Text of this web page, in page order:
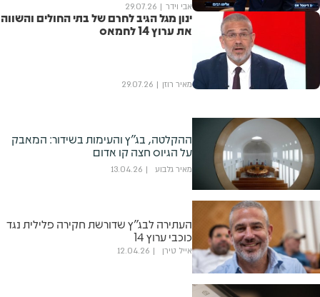
אבי וידר 29.07.26
ינון מגל הגיב לחרם של בתי החולים והשווה
את ערוץ 14 לחמאס
מאיר רוזן 29.07.26
ההקלטה, בג"ץ והעימות בשידור: המאבק
על הגיוס חצה קו אדום
מאיר גלבוע 13.04.26
העתירה לבג"ץ שדורשת חקירה פלילית נגד
כוכבי ערוץ 14
אייל טירן 12.04.26